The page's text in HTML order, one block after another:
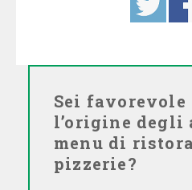
Sei favorevole
l’origine
menu di
pizzerie?